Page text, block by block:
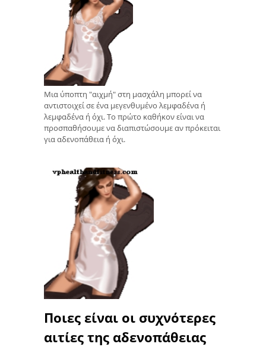
Μια ύποπτη "αιχμή" στη μασχάλη μπορεί να
αντιστοιχεί σε ένα μεγενθυμένο λεμφαδένα ή
λεμφαδένα ή όχι. Το πρώτο καθήκον είναι να
προσπαθήσουμε να διαπιστώσουμε αν πρόκειται
για αδενοπάθεια ή όχι.
Ποιες είναι οι συχνότερες
αιτίες της αδενοπάθειας